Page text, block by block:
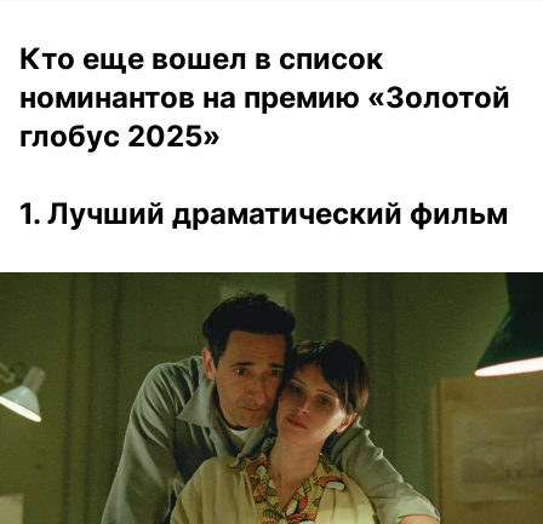
Кто еще вошел в список
номинантов на премию «Золотой
глобус 2025»
1. Лучший драматический фильм